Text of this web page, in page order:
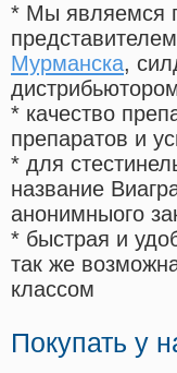
* Мы являемся
Мурманска,
* качество
препаратов и
* для
название
анонимныого
* быстрая и
так же
классом
Покупать у